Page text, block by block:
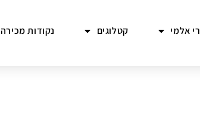
אלמי קטלוגים נקודות מכירה